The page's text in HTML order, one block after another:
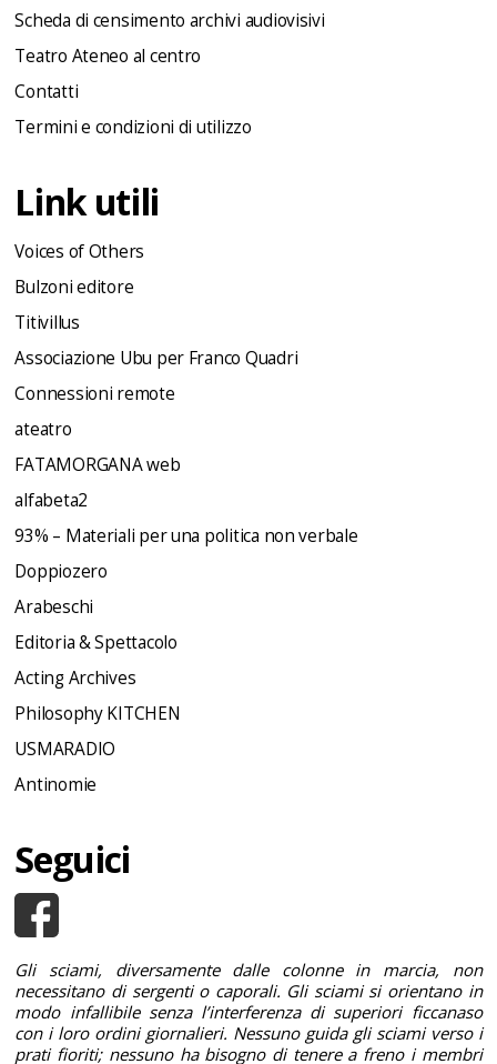
Scheda di censimento archivi audiovisivi
Teatro Ateneo al centro
Contatti
Termini e condizioni di utilizzo
Link utili
Voices of Others
Bulzoni editore
Titivillus
Associazione Ubu per Franco Quadri
Connessioni remote
ateatro
FATAMORGANA web
alfabeta2
93% – Materiali per una politica non verbale
Doppiozero
Arabeschi
Editoria & Spettacolo
Acting Archives
Philosophy KITCHEN
USMARADIO
Antinomie
Seguici
Gli sciami, diversamente dalle colonne in marcia, non
necessitano di sergenti o caporali. Gli sciami si orientano in
modo infallibile senza l’interferenza di superiori ficcanaso
con i loro ordini giornalieri. Nessuno guida gli sciami verso i
prati fioriti; nessuno ha bisogno di tenere a freno i membri